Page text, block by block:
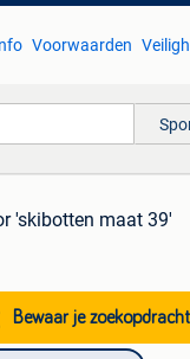
Voorwaarden
'skibotten maat 39'
Bewaar je zoekopdracht